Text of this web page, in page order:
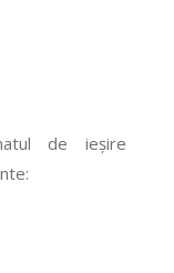
de ieșire